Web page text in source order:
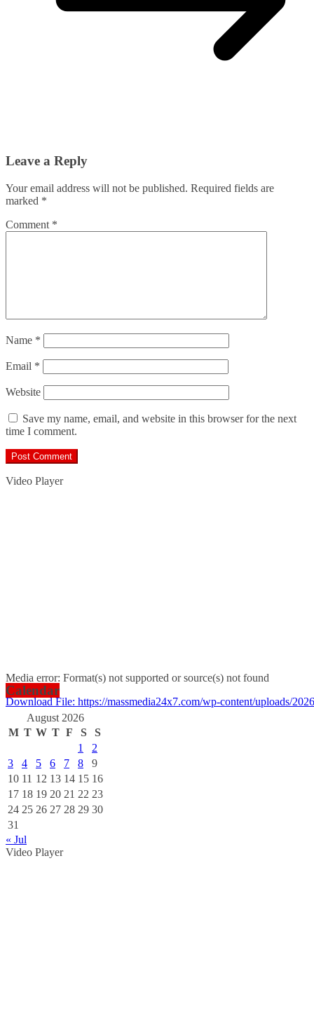
Leave a Reply
Your email address will not be published. Required fields are
marked *
Comment *
Name *
Email *
Website
Save my name, email, and website in this browser for the next
time I comment.
Video Player
Media error: Format(s) not supported or source(s) not found
Download File: https://massmedia24x7.com/wp-content/uploads/
00:00
Calendar
August 2026
M T W T F S
S
1
2
3
4 5 6 7 8
9
10 11 12 13 14 15 16
17 18 19 20 21 22 23
24 25 26 27 28 29 30
31
« Jul
Video Player